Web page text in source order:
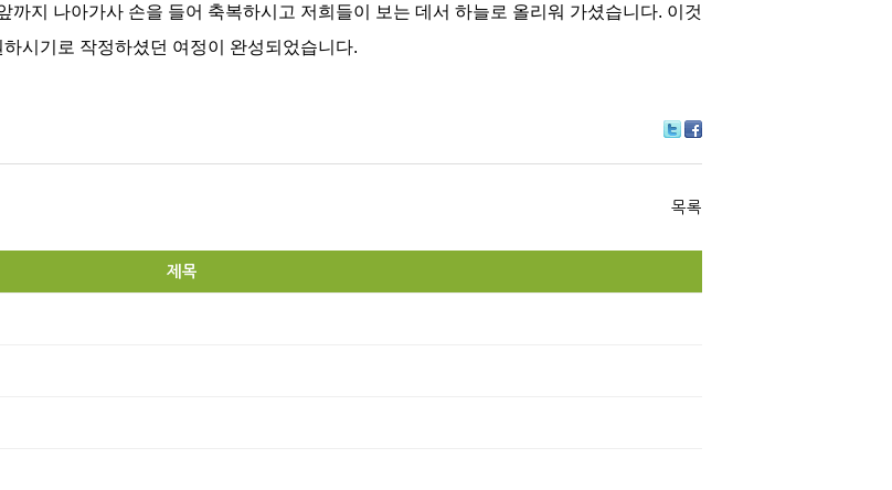
지 나아가사 손을 들어 축복하시고 저희들이 보는 데서 하늘로 올리워 가셨습니다. 이것
시기로 작정하셨던 여정이 완성되었습니다.
itte ce
ok
목록
제목